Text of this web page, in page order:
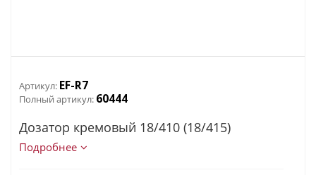
Артикул: EF-R7
Полный артикул: 60444
Дозатор кремовый 18/410 (18/415)
Подробнее